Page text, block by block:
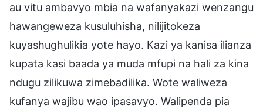
au vitu ambavyo mbia na wafanyakazi wenzangu
hawangeweza kusuluhisha, nilijitokeza
kuyashughulikia yote hayo. Kazi ya kanisa ilianza
kupata kasi baada ya muda mfupi na hali za kina
ndugu zilikuwa zimebadilika. Wote waliweza
kufanya wajibu wao ipasavyo. Walipenda pia